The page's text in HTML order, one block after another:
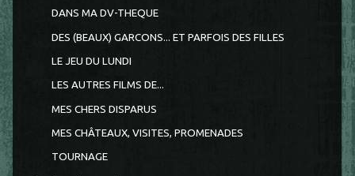
DANS MA DV-THEQUE
DES (BEAUX) GARCONS... ET PARFOIS DES FILLES
LE JEU DU LUNDI
LES AUTRES FILMS DE...
MES CHERS DISPARUS
MES CHÂTEAUX, VISITES, PROMENADES
TOURNAGE